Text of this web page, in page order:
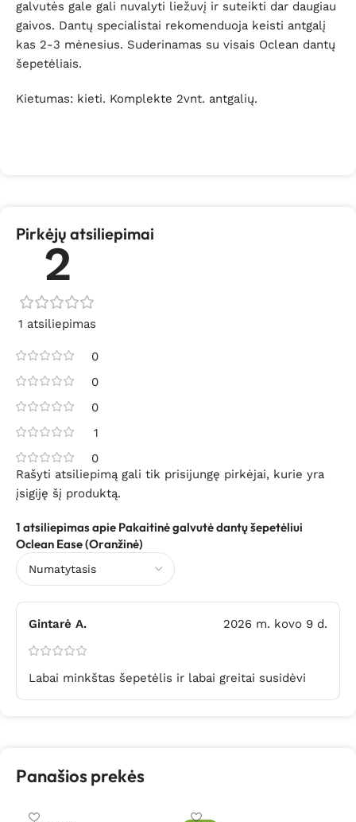
galvutės gale gali nuvalyti liežuvį ir suteikti dar daugiau
gaivos. Dantų specialistai rekomenduoja keisti antgalį
kas 2-3 mėnesius. Suderinamas su visais Oclean dantų
šepetėliais.
Kietumas: kieti. Komplekte 2vnt. antgalių.
Pirkėjų atsiliepimai
2
1 atsiliepimas
0
0
0
1
0
1 atsiliepimas apie Pakaitinė galvutė dantų šepetėliui
Oclean Ease (Oranžinė)
Gintarė A. 2026 m. kovo 9 d.
Labai minkštas šepetėlis ir labai greitai susidėvi
Rašyti atsiliepimą gali tik prisijungę pirkėjai, kurie yra
įsigiję šį produktą.
Panašios prekės